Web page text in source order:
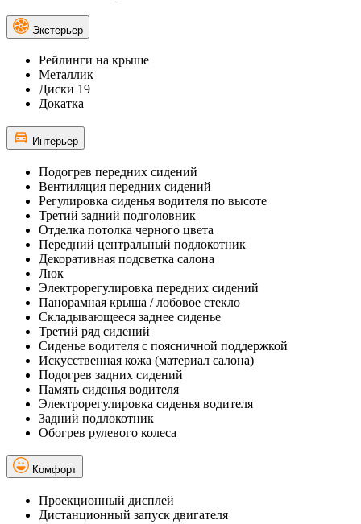
Экстерьер
Рейлинги на крыше
Металлик
Диски 19
Докатка
Интерьер
Подогрев передних сидений
Вентиляция передних сидений
Регулировка сиденья водителя по высоте
Третий задний подголовник
Отделка потолка черного цвета
Передний центральный подлокотник
Декоративная подсветка салона
Люк
Электрорегулировка передних сидений
Панорамная крыша / лобовое стекло
Складывающееся заднее сиденье
Третий ряд сидений
Сиденье водителя с поясничной поддержкой
Искусственная кожа (материал салона)
Подогрев задних сидений
Память сиденья водителя
Электрорегулировка сиденья водителя
Задний подлокотник
Обогрев рулевого колеса
Комфорт
Проекционный дисплей
Дистанционный запуск двигателя